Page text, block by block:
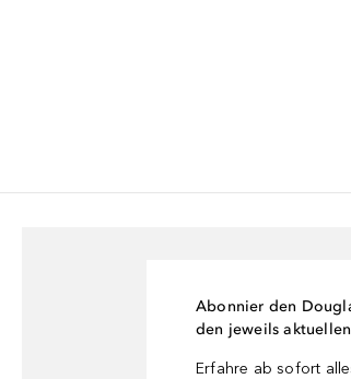
Abonnier den
den jeweils aktuellen
Erfahre ab sofort